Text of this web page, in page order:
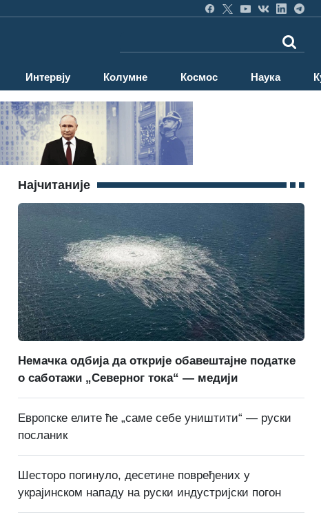
Интервју Колумне Космос Наука
Најчитаније
Немачка одбија да открије обавештајне податке
о саботажи „Северног тока“ — медији
Европске елите ће „саме себе уништити“ — руски
посланик
Шесторо погинуло, десетине повређених у
украјинском нападу на руски индустријски погон